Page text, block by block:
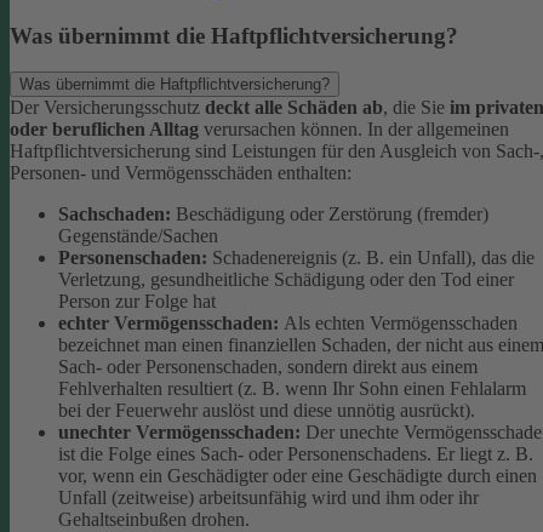
Was übernimmt die Haftpflichtversicherung?
Was übernimmt die Haftpflichtversicherung?
Der Versicherungsschutz deckt alle Schäden ab, die Sie im privaten
oder beruflichen Alltag verursachen können. In der allgemeinen
Haftpflichtversicherung sind Leistungen für den Ausgleich von Sach-,
Personen- und Vermögensschäden enthalten:
Sachschaden: Beschädigung oder Zerstörung (fremder)
Gegenstände/Sachen
Personenschaden: Schadenereignis (z. B. ein Unfall), das die
Verletzung, gesundheitliche Schädigung oder den Tod einer
Person zur Folge hat
echter Vermögensschaden: Als echten Vermögensschaden
bezeichnet man einen finanziellen Schaden, der nicht aus einem
Sach- oder Personenschaden, sondern direkt aus einem
Fehlverhalten resultiert (z. B. wenn Ihr Sohn einen Fehlalarm
bei der Feuerwehr auslöst und diese unnötig ausrückt).
unechter Vermögensschaden: Der unechte
ist die Folge eines Sach- oder Personenschadens. Er liegt z. B.
vor, wenn ein Geschädigter oder eine Geschädigte durch einen
Unfall (zeitweise) arbeitsunfähig wird und ihm oder ihr
Gehaltseinbußen drohen.